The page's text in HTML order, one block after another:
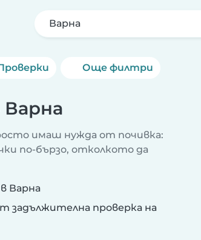
Варна
Още филтри
имаш нужда от почивка:
по-бързо, отколкото да
Варна
задължителна проверка на